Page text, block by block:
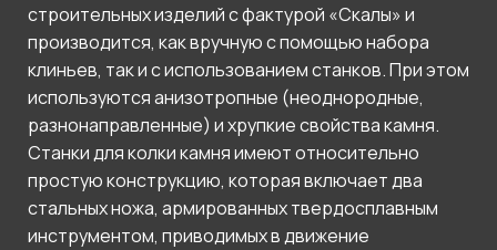
строительных изделий с фактурой «Скалы» и
производится, как вручную с помощью набора
клиньев, так и с использованием станков. При этом
используются анизотропные (неоднородные,
разнонаправленные) и хрупкие свойства камня.
Станки для колки камня имеют относительно
простую конструкцию, которая включает два
стальных ножа, армированных твердосплавным
инструментом, приводимых в движение